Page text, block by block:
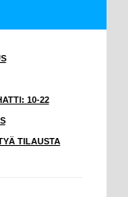
10-22
TILAUSTA